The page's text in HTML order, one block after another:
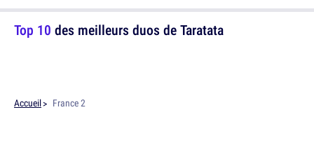
Top 10 des meilleurs duos de Taratata
Accueil France 2